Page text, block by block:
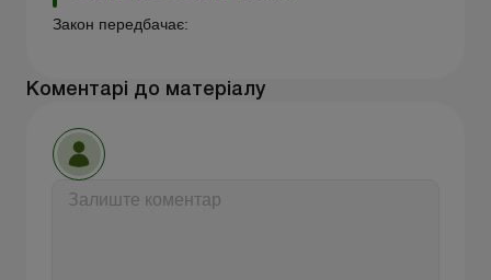
Закон передбачає:
Коментарі до матеріалу